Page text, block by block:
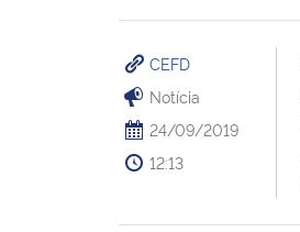
CEFD
Notícia
24/09/2019
12:13